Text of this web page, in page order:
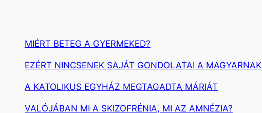
MIÉRT BETEG A GYERMEKED?
EZÉRT NINCSENEK SAJÁT GONDOLATAI A MAGYARNAK
A KATOLIKUS EGYHÁZ MEGTAGADTA MÁRIÁT
VALÓJÁBAN MI A SKIZOFRÉNIA, MI AZ AMNÉZIA?